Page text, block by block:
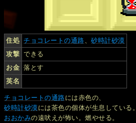
住処 チョコレートの通路 、砂時計砂漠
攻撃 できる
お金 落とす
英名
チョコレートの通路には赤色の、
砂時計砂漠には茶色の個体が生息している。
おおかみの遠吠えが怖い。燃やせる。